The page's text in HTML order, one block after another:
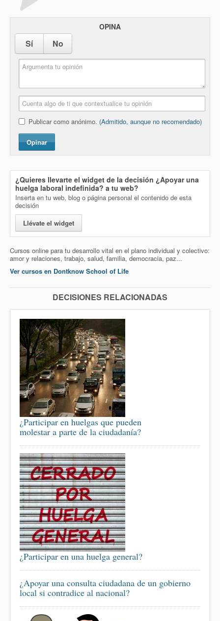
OPINA
Sí No
Publicar como anónimo. (Admitido, aunque no recomendado)
Opinar
¿Quieres llevarte el widget de la decisión ¿Apoyar una
huelga laboral indefinida? a tu web?
Inserta en tu web, blog o página personal el contenido de esta
decisión
Llévate el widget
Cursos online para tu desarrollo vital en el plano individual y colectivo:
amor y relaciones, trabajo, salud, familia, democracia, paz...
Ver cursos en Dontknow School of Life
DECISIONES RELACIONADAS
¿Participar en huelgas que pueden
molestar a parte de la ciudadanía?
¿Participar en una huelga general?
¿Apoyar una consulta ciudadana de un gobierno
local si contradice al nacional?